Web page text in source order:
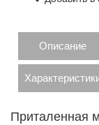
Описание
Приталенная